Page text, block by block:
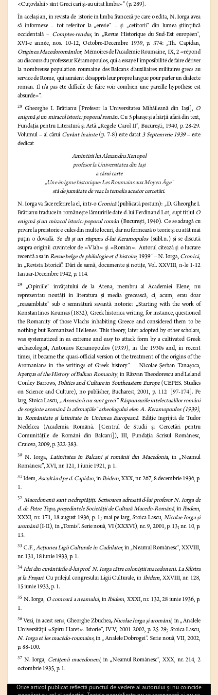
<Cuţovlahii> sînt Greci cari şi-au uitat limba»” (p. 289).
În acelaşi an, în revista de istorie în limba franceză pe care o edita, N. Iorga avea
să informeze – tot referitor la „eresie” – şi „cetitorii” din lumea ştiinţifică
occidentală – Comptes-rendus, în „Revue Historique du Sud-Est européen”,
XVI-e année, nos. 10-12, Octobre-Decembre 1939, p. 374: „Th. Capidan,
Originea Macedoromânilor, Mémoires de l’Académie Roumaine, IX, 2 «répond
au discours du professeur Kéramopoulos, qui a essayé l’imposibilité de faire dériver
la nombreuse population roumaine des Balcans d’auxiliaires militaires grecs au
service de Rome, qui auraient désappris leur propre langue pour parler un dialecte
roman. Il n’a pas été difficile de faire voir combien une pareille hypothèse est
absurde»”.
28 Gheorghe I. Brătianu [Profesor la Universitatea Mihăileană din Iaşi], O
enigmă şi un miracol istoric: poporul român. Cu 5 planşe şi a hărţii afară din text,
Fundaţia pentru Literatură şi Artă „Regele Carol II”, Bucureşti, 1940, p. 28-29.
Volumul – al cărui Cuvânt înainte(p. 7-8) este datat 3 Septemvrie 1939– este
dedicat
Amintirii lui Alexandru Xenopol
profesor la Universitatea din Iaşi
a cărui carte
„Une ènigme historique: Les Roumains aux Moyen Âge”
stă de jumătate de veac la temelia acestor cercetări.
N. Iorga va face referire la el, într-o Cronică(publicată postum): „D. Gheorghe I.
Brătianu traduce în romăneşte lămuririle date d-lui Ferdinand Lot, supt titlul O
enigmă şi un miracol istoric: poporul român (Bucureşti, 1940). Ce se adaugă cu
privire la preistorie e cules din multe locuri, dar nu formează o teorie şi cu atât mai
puţin o dovadă. Se dă şi un răspuns d-lui Keramopulos(subl.n.) şi se discută
asupra originii cuvintelor de «Vlah» şi «Român». Autorul citează şi o lucrare
recentă a sa înRevue belge de philologie et d’histoire, 1939” – N. Iorga, Cronică,
în „Revista Istorică”. Dări de samă, documente şi notiţe, Vol. XXVIII, n-le 1-12
Ianuar-Decembre 1942, p. 114.
29
„Opiniile” învăţatului de la Atena, membru al Academiei Elene, nu
reprezentau noutăţi în literatura şi media grecească, ci, acum, erau doar
„reasamblate” sub o semnătură savantă notorie: „Starting with the work of
Konstantinos Koumas (1832), Greek historica writing, for instance, questioned
the Romanity of those Vlachs inhabiting Greece and considered them to be
nothing but Romanized Hellenes. This theory, later adopted by other scholars,
was systematized in ea extreme and easy to attack form by a cultivated Greek
archaeologist, Antonios Keramopoulos (1939), in the 1930s and, in recent
times, it became the quasi-official version ot the treatment of the origins of the
Aromanians in the writings of Greek history” – Nicolae-Şerban Tanaşoca,
Aperçus of the History of Balkan Romanity, în Răzvan Theodorescu and Leland
Conley Barrows, Politics and Culture in Southeastern Europe(CEPES. Studies
on Science and Culture), no publisher, Bucharest, 2001, p. 112 [97-174]. Pe
larg, Stoica Lascu,„Aromânii nu sunt greci”. Răspunsurile intelectualilor români
de sorginte aromână la afirmaţiile” arheologului elen A. Keramopoulos (1939),
în Românitate şi latinitate în Uniunea Europeană. Ediţie îngrijită de Tudor
Nedelcea (Academia Română. [Centrul de Studii şi Cercetări pentru
Comunităţile de Români din Balcani]), III, Fundaţia Scrisul Românesc,
Craiova, 2009, p. 322-383.
30 N. Iorga, Latinitatea în Balcani şi românii din Macedonia, în „Neamul
Românesc”, XVI, nr. 121, 1 iunie 1921, p. 1.
31 Idem, Ascultând pe d. Capidan, înIbidem, XXX, nr. 267, 8 decembrie 1936, p.
1.
32 Macedonenii sunt nedreptăţiţi. Scrisoarea adresată d-lui profesor N. Iorga de
d. dr. Petre Topa, preşedintele Societăţii de Cultură Macedo-Română, înIbidem,
XXXI, nr. 171, 18 august 1936, p. 1; mai pe larg, Stoica Lascu, Nicolae Iorga şi
aromânii(I-II), în „Tomis”. Serie nouă, VI (XXXVI), nr. 9, 2001, p. 13; nr. 10, p.
13.
33 C.F.,Acţiunea Ligii Culturale în Cadrilater, în „Neamul Românesc”, XXVIII,
nr. 131, 18 iunie 1933, p. 1.
34 Idei din cuvântările d-lui prof. N. Iorga către coloniştii macedoneni. La Silistra
şi la Fraşari. Cu prilejul congresului Ligii Culturale, în Ibidem, XXVIII, nr. 128,
15 iunie 1933, p. 1.
35 N. Iorga, O comoară a neamului, înIbidem, XXXI, nr. 132, 28 iunie 1936, p.
1.
36 Vezi, în acest sens, Gheorghe Zbuchea,Nicolae Iorga şi aromânii, în„Analele
Universităţii «Spiru Haret». Istorie”, IV-V, 2001-2002, p. 25-29; Stoica Lascu,
N. Iorga et les macédo-roumains, în „Analele Dobrogei”. Serie nouă, VII, 2002,
p. 88-100.
37 N. Iorga, Cetăţenii macedoneni, în „Neamul Românesc”, XXX, nr. 214, 2
octombrie 1935, p. 1.
Orice articol publicat reflectă punctul de vedere al autorului şi nu coincide